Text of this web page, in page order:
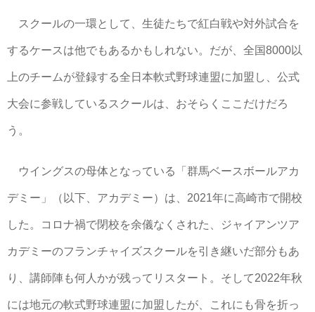
スクールの一環として、生徒たちで紅白戦や対外試合を
するケースは他でもあるかもしれない。だが、全国8000以
上のチームが登録する全日本軟式野球連盟に加盟し、公式
大会に参戦しているスクールは、おそらくここだけだろ
う。
ウイングスの母体となっている「群馬ベースボールアカ
デミー」（以下、アカデミー）は、2021年に高崎市で開校
した。コロナ禍で閉校を余儀なくされた、ジャイアンツア
カデミーのフランチャイズスクールを引き継いだ部分もあ
り、講師陣も何人かが残ってリスタート。そして2022年秋
には地元の軟式野球連盟に加盟したが、これにも骨を折っ